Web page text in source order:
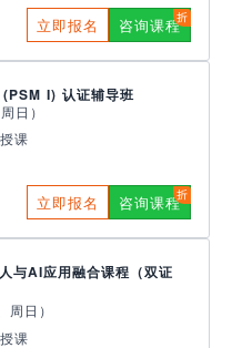
立即报名 咨询课程
I) 认证辅导班
日）
课
立即报名 咨询课程
与AI应用融合课程（双证
日）
课